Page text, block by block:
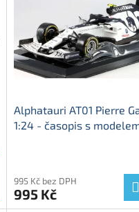
Alphatauri AT01 Pierre
1:24 - časopis s
995 Kč bez DPH
995 Kč